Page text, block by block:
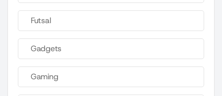
Futsal
Gadgets
Gaming